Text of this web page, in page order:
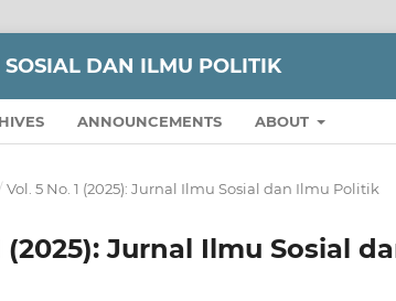
DAN ILMU POLITIK
ANNOUNCEMENTS ABOUT
/ Vol. 5 No. 1 (2025): Jurnal Ilmu Sosial dan Ilmu Politik
(2025): Jurnal Ilmu Sosial